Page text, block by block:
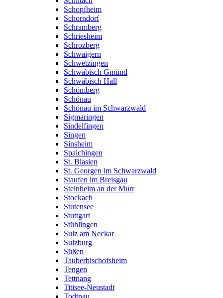
Schopfheim
Schorndorf
Schramberg
Schriesheim
Schrozberg
Schwaigern
Schwetzingen
Schwäbisch Gmünd
Schwäbisch Hall
Schömberg
Schönau
Schönau im Schwarzwald
Sigmaringen
Sindelfingen
Singen
Sinsheim
Spaichingen
St. Blasien
St. Georgen im Schwarzwald
Staufen im Breisgau
Steinheim an der Murr
Stockach
Stutensee
Stuttgart
Stühlingen
Sulz am Neckar
Sulzburg
Süßen
Tauberbischofsheim
Tengen
Tettnang
Titisee-Neustadt
Todtnau